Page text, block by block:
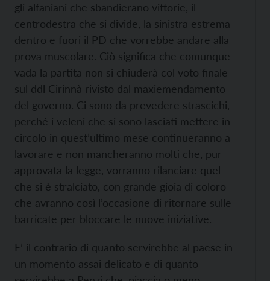
gli alfaniani che sbandierano vittorie, il
centrodestra che si divide, la sinistra estrema
dentro e fuori il PD che vorrebbe andare alla
prova muscolare. Ciò significa che comunque
vada la partita non si chiuderà col voto finale
sul ddl Cirinnà rivisto dal maxiemendamento
del governo. Ci sono da prevedere strascichi,
perché i veleni che si sono lasciati mettere in
circolo in quest’ultimo mese continueranno a
lavorare e non mancheranno molti che, pur
approvata la legge, vorranno rilanciare quel
che si è stralciato, con grande gioia di coloro
che avranno così l’occasione di ritornare sulle
barricate per bloccare le nuove iniziative.
E’ il contrario di quanto servirebbe al paese in
un momento assai delicato e di quanto